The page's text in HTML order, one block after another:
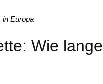
in Europa
Wie lange